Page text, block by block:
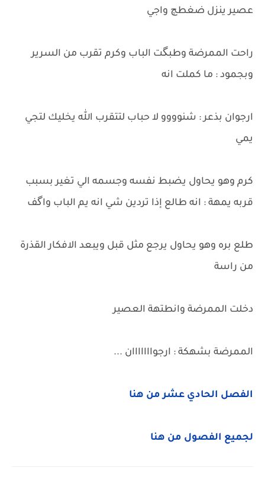
عصير ينزل ضغطچ واجي
راحت الممرضة وطبگت الباب وكرم تقرب من السرير
وبجمود : ما كملت انه
ارجوان بذعر : شنوووو لا حباب لتتقرب الله يخليك لتجي
يمي
كرم وهو يحاول يضبط نفسه وجسمه الي تغير بسبب
قربه يمهة : انه طالع إذا تردين شي انه يم الباب واگف
طلع بره وهو يحاول يرجع مثل قبل ويبعد الافكار القذرة
من راسة
دخلت الممرضة وانطتهة العصير
الممرضة بشهكة : ارجوااااااان ...
الفصل الحادي عشر من هنا
لجميع الفصول من هنا